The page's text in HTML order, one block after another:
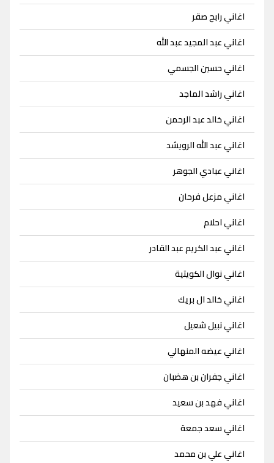
اغاني رابح صقر
اغاني عبد المجيد عبد الله
اغاني حسين الجسمي
اغاني راشد الماجد
اغاني خالد عبد الرحمن
اغاني عبد الله الرويشد
اغاني عبادي الجوهر
اغاني مزعل فرحان
اغاني احلام
اغاني عبد الكريم عبد القادر
اغاني نوال الكويتية
اغاني خالد ال بريك
اغاني نبيل شعيل
اغاني عيضه المنهالي
اغاني جفران بن هضبان
اغاني فهد بن سعيد
اغاني سعد جمعة
اغاني علي بن محمد